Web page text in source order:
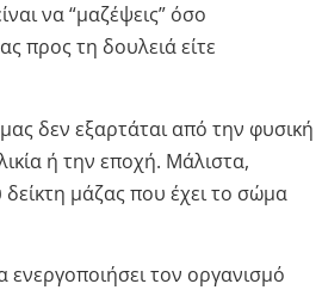
να “μαζέψεις” όσο
προς τη δουλειά είτε
δεν εξαρτάται από την φυσική
ή την εποχή. Μάλιστα,
δείκτη μάζας που έχει το σώμα
ενεργοποιήσει τον οργανισμό